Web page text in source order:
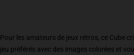
Pour les amateurs de jeux rétros, ce Cube
jeu préférés avec des images colorées et